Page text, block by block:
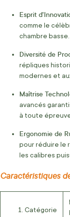
Esprit
comme le
chambre basse.
Diversité de
répliques
modernes et
Maîtrise
avancés
à toute
Ergonomie de
pour réduire le
les calibres
Caractéristiques
Catégorie